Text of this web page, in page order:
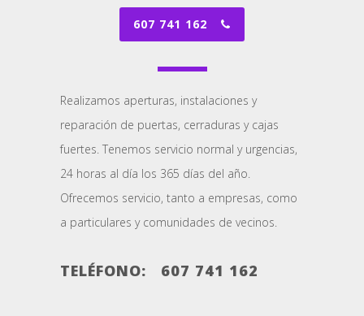
607 741 162
Realizamos aperturas, instalaciones y
reparación de puertas, cerraduras y cajas
fuertes. Tenemos servicio normal y urgencias,
24 horas al día los 365 días del año.
Ofrecemos servicio, tanto a empresas, como
a particulares y comunidades de vecinos.
TELÉFONO: 607 741 162